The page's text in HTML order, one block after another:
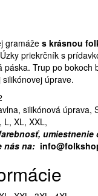
gramáže s krásnou
Úzky priekrčník s
páska. Trup po bokoch
úprave.
silikónová úprava,
L, XL, XXL,
nás na: